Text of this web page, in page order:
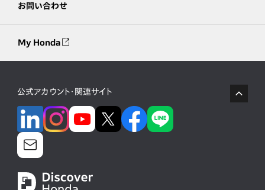
お問い合わせ
My Honda
公式アカウント・関連サイト